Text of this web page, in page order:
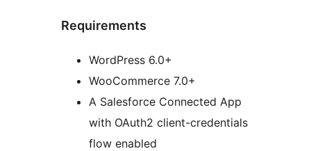
Requirements
WordPress 6.0+
WooCommerce 7.0+
A Salesforce Connected App
with OAuth2 client-credentials
flow enabled